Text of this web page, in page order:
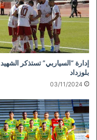
إدارة “السياربي” تستذكر الشهيد
بلوزداد
03/11/2024